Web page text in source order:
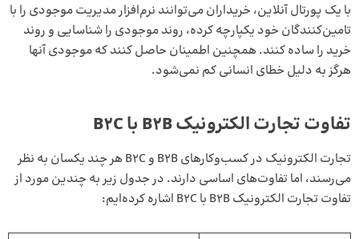
با یک پورتال آنلاین، خریداران می‌توانند نرم‌افزار مدیریت موجودی را با
تامین‌کنندگان خود یکپارچه کرده، روند موجودی را شناسایی و روند
خرید را ساده کنند. همچنین اطمینان حاصل کنند که موجودی آنها
هرگز به دلیل خطای انسانی کم نمی‌شود.
تفاوت تجارت الکترونیک B2B با B2C
تجارت الکترونیک در کسب‌وکارهای B2B و B2C هر چند یکسان به نظر
می‌رسند، اما تفاوت‌های اساسی دارند. در جدول زیر به چندین مورد از
تفاوت تجارت الکترونیک B2B با B2C اشاره کرده‌ایم: